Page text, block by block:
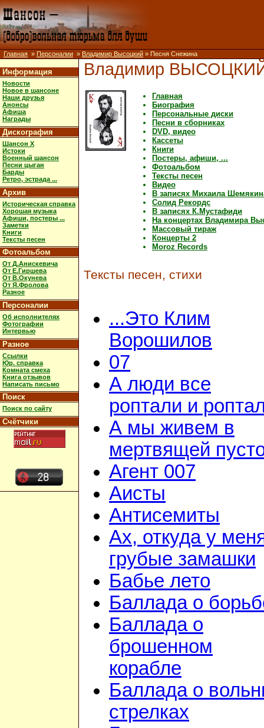
Главная » Персоналии » Владимир Высоцкий » Песня Снежина
Информация
Новости
Новое в шансоне
Наши друзья
Анонсы
Афиша
Награды
Дискография
Шансон X
Истоки
Военный шансон
Песни цыган
Барды
Ретро, эстрада ...
Архив
Историческая справка
Хорошая музыка
Афиши, постеры ...
Заметки
Книги
Тексты песен
Фотоальбом
От Д.Анискевича
От Е.Гиршева
От В.Окунева
От Я.Фролова
Разное
Персоналии
Об исполнителях
Фотографии
Интервью
Разное
Ссылки
Юр. справка
Комната смеха
Книга отзывов
Написать письмо
Поиск
Поиск по сайту
Счётчики
Владимир
Главная
Биография
Персональные диски
Песни в сборниках
DVD, видео
Кассеты
Книги
Постеры, афиши, ...
Фотоальбом
Тексты песен
Видео
В записях Михаила
Солид Рекордс
В записях К.Мустафиди
На концертах Владимира
Массовый тираж
Концерты 2
Moroz Records
Тексты песен, стихи
...Это Клим
Ворошилов
07
А люди все
роптали и
А мы живем в
мертвящей
Агент 007
Аисты
Антисемиты
Ах, откуда у
грубые замашки
Бабье лето
Баллада о
Баллада о
брошенном
корабле
Баллада о
стрелках